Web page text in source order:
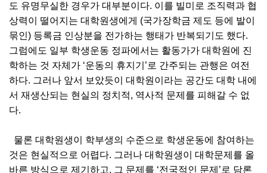
도 유명무실한 경우가 대부분이다. 이를 빌미로 조직력과 협
상력이 떨어지는 대학원생에게 (국가장학금 제도 등에 발이
묶인) 등록금 인상분을 전가하는 행태가 반복되기도 했다.
그럼에도 일부 학생운동 정파에서는 활동가가 대학원에 진
학하는 것 자체가 ‘운동의 휴지기’로 간주되는 관행은 여전
하다. 그러나 앞서 보았듯이 대학원이라는 공간도 대학 내에
서 재생산되는 현실의 정치적, 역사적 문제를 피해갈 수 없
다.
물론 대학원생이 학부생의 수준으로 학생운동에 참여하는
것은 현실적으로 어렵다. 그러나 대학원생이 대학문제를 올
바른 방식으로 제기하고, 그 문제를 ‘전국적인 문제’로 담론